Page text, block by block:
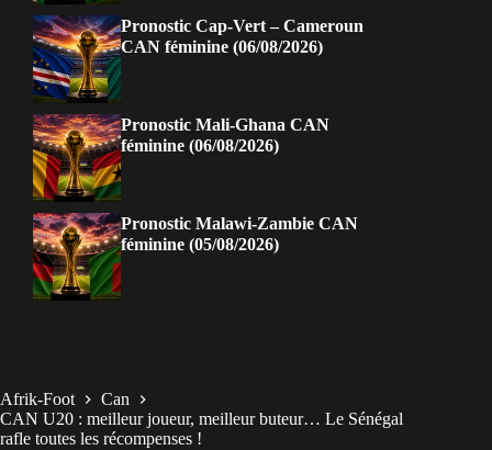
Pronostic Cap-Vert – Cameroun
CAN féminine (06/08/2026)
Pronostic Mali-Ghana CAN
féminine (06/08/2026)
Pronostic Malawi-Zambie CAN
féminine (05/08/2026)
Afrik-Foot
Can
CAN U20 : meilleur joueur, meilleur buteur… Le Sénégal
rafle toutes les récompenses !